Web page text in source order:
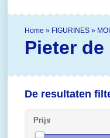
Home » FIGURINES »
Pieter de
De resultaten
Prijs